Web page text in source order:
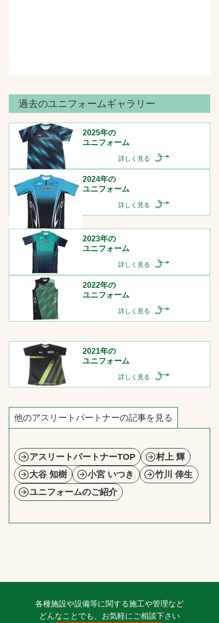
過去のユニフォームギャラリー
2025年の
ユニフォーム
詳しく見る
2024年の
ユニフォーム
詳しく見る
2023年の
ユニフォーム
詳しく見る
2022年の
ユニフォーム
詳しく見る
2021年の
ユニフォーム
詳しく見る
他のアスリートパートナーの記事を見る
アスリートパートナーTOP
村上 輝
大谷 知樹
小宮 いつき
竹川 倖生
ユニフォームのご紹介
各種施設や設備等に関する施工や管理など
どんなことでも、お気軽にご相談下さい